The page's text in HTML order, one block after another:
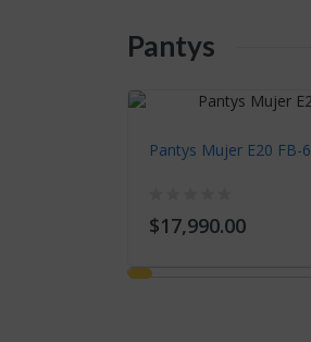
Pantys
Pantys Mujer E20 FB-6
$17,990.00